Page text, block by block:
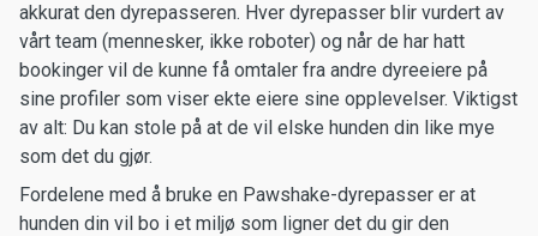
akkurat den dyrepasseren. Hver dyrepasser blir vurdert av
vårt team (mennesker, ikke roboter) og når de har hatt
bookinger vil de kunne få omtaler fra andre dyreeiere på
sine profiler som viser ekte eiere sine opplevelser. Viktigst
av alt: Du kan stole på at de vil elske hunden din like mye
som det du gjør.
Fordelene med å bruke en Pawshake-dyrepasser er at
hunden din vil bo i et miljø som ligner det du gir den